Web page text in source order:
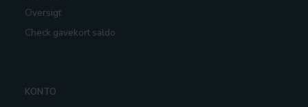
Oversigt
Check gavekort saldo
KONTO